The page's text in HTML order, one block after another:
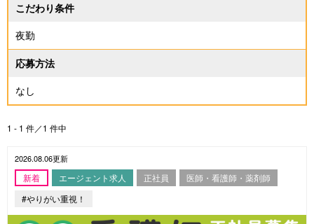
こだわり条件
夜勤
応募方法
なし
1 - 1 件／1 件中
2026.08.06更新
新着 エージェント求人 正社員
医師・看護師・薬剤師
#やりがい重視！